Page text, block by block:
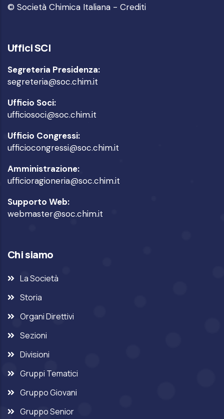
© Società Chimica Italiana - Crediti
Uffici SCI
Segreteria Presidenza:
segreteria@soc.chim.it
Ufficio Soci:
ufficiosoci@soc.chim.it
Ufficio Congressi:
ufficiocongressi@soc.chim.it
Amministrazione:
ufficioragioneria@soc.chim.it
Supporto Web:
webmaster@soc.chim.it
Chi siamo
La Società
Storia
Organi Direttivi
Sezioni
Divisioni
Gruppi Tematici
Gruppo Giovani
Gruppo Senior